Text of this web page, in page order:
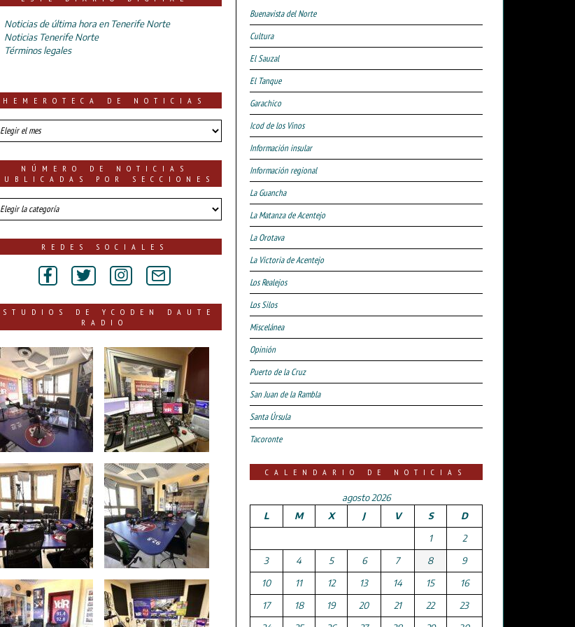
Noticias de última hora en Tenerife Norte
Noticias Tenerife Norte
Términos legales
HEMEROTECA DE NOTICIAS
NÚMERO DE NOTICIAS
POR SECCIONES
REDES SOCIALES
DE YCODEN DAUTE
RADIO
Buenavista del Norte
Cultura
El Sauzal
El Tanque
Garachico
Icod de los Vinos
Información insular
Información regional
La Guancha
La Matanza de Acentejo
La Orotava
La Victoria de Acentejo
Los Realejos
Los Silos
Miscelánea
Opinión
Puerto de la Cruz
San Juan de la Rambla
Santa Úrsula
Tacoronte
CALENDARIO DE NOTICIAS
agosto 2026
L
M X J V S
D
1
2
3
4 5 6 7 8
9
10
11 12 13 14 15
16
17
18 19 20 21 22
23